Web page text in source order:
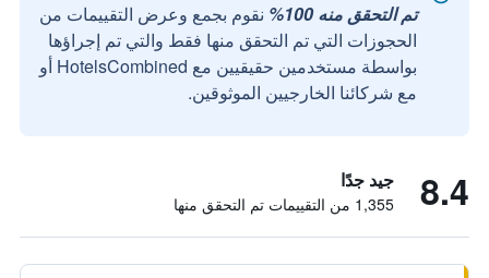
تم التحقق منه 100%
نقوم بجمع وعرض التقييمات من
الحجوزات التي تم التحقق منها فقط والتي تم إجراؤها
بواسطة مستخدمين حقيقيين مع HotelsCombined أو
مع شركائنا الخارجيين الموثوقين.
8.4 جيد جدًا
1,355 من التقييمات تم التحقق منها